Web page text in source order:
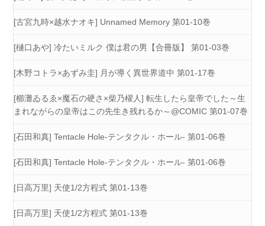
[古宮九時×越水ナオキ] Unnamed Memory 第01-10巻
[樋口あや] 冷たいミルク 僕は君の男【合冊版】 第01-03巻
[木野コトラ×あずみ圭] 月が導く異世界道中 第01-17巻
[櫛灘ゐるゑ×魔石の硬さ×柴乃櫂人] 転生したら皇帝でした～生
まれながらの皇帝はこの先生き残れるか～@COMIC 第01-07巻
[石田和真] Tentacle Hole-テンタクル・ホール- 第01-06巻
[石田和真] Tentacle Hole-テンタクル・ホール- 第01-06巻
[日高万里] 天使1/2方程式 第01-13巻
[日高万里] 天使1/2方程式 第01-13巻